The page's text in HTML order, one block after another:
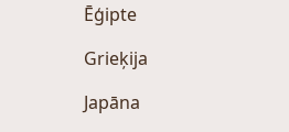
Ēģipte
Grieķija
Japāna